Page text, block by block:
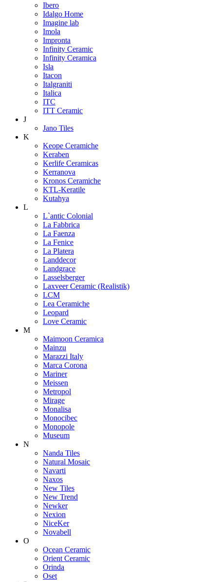
Ibero
Idalgo Home
Imagine lab
Imola
Impronta
Infinity Ceramic
Infinity Ceramica
Isla
Itacon
Italgraniti
Italica
ITC
ITT Ceramic
J
Jano Tiles
K
Keope Ceramiche
Keraben
Kerlife Ceramicas
Kerranova
Kronos Ceramiche
KTL-Keratile
Kutahya
L
L`antic Colonial
La Fabbrica
La Faenza
La Fenice
La Platera
Landdecor
Landgrace
Lasselsberger
Laxveer Ceramic (Realistik)
LCM
Lea Ceramiche
Leopard
Love Ceramic
M
Maimoon Ceramica
Mainzu
Marazzi Italy
Marca Corona
Mariner
Meissen
Metropol
Mirage
Monalisa
Monocibec
Monopole
Museum
N
Nanda Tiles
Natural Mosaic
Navarti
Naxos
New Tiles
New Trend
Newker
Nexion
NiceKer
Novabell
O
Ocean Ceramic
Orient Ceramic
Orinda
Oset